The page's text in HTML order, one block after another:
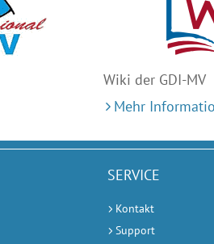
Wiki der GDI-MV
Mehr
SERVICE
Kontakt
Support